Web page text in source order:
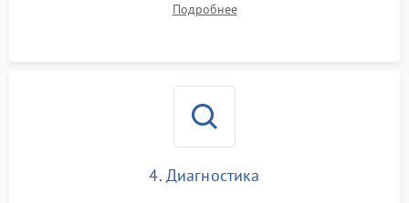
Подробнее
4. Диагностика